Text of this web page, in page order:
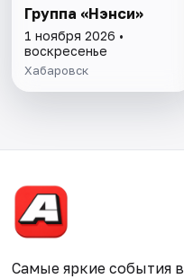
Группа «Нэнси»
1 ноября 2026 •
воскресенье
Хабаровск
Самые яркие события в